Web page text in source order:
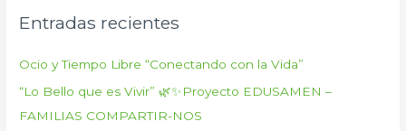
Entradas recientes
Ocio y Tiempo Libre “Conectando con la Vida”
“Lo Bello que es Vivir” 🌿✨Proyecto EDUSAMEN –
FAMILIAS COMPARTIR-NOS